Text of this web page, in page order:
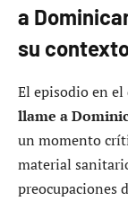
a
su
El episodio en el
llame a
un momento
material
preocupaciones